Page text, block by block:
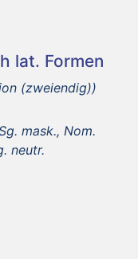
lat. Formen
(zweiendig))
mask., Nom.
neutr.